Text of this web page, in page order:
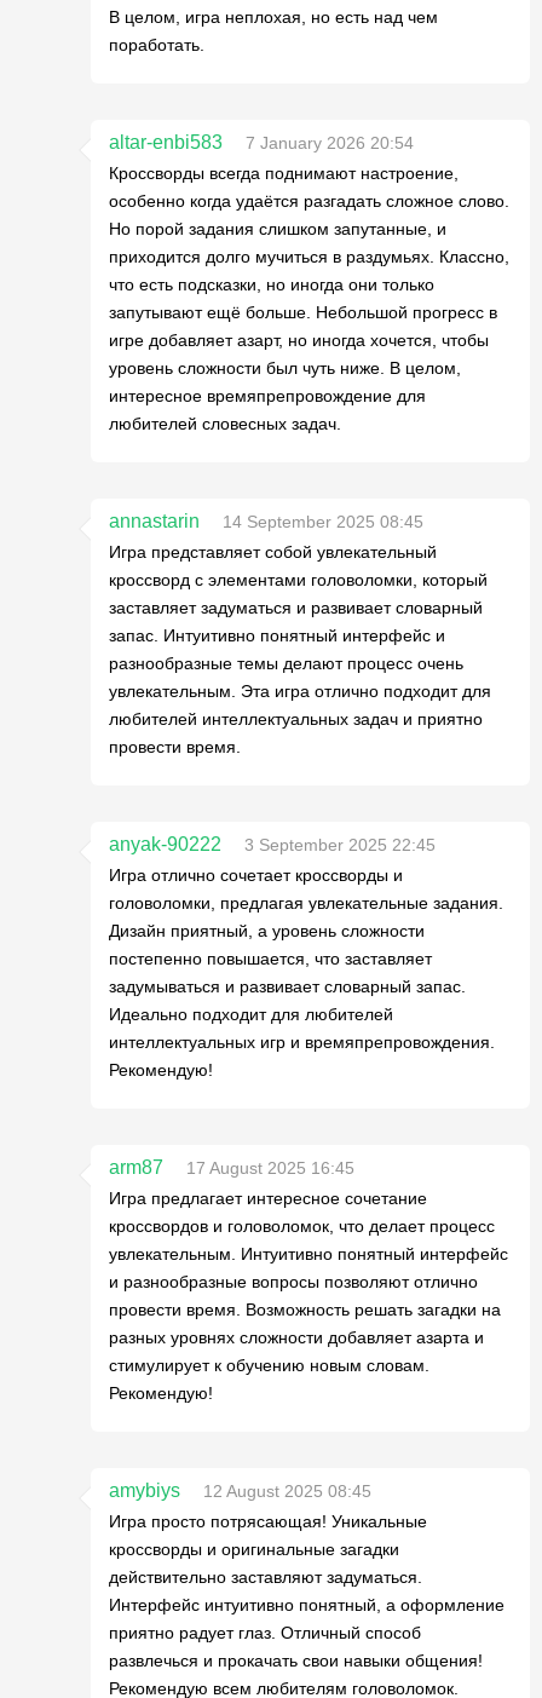
В целом, игра неплохая, но есть над чем
поработать.
altar-enbi583
7 January 2026 20:54
Кроссворды всегда поднимают настроение,
особенно когда удаётся разгадать сложное слово.
Но порой задания слишком запутанные, и
приходится долго мучиться в раздумьях. Классно,
что есть подсказки, но иногда они только
запутывают ещё больше. Небольшой прогресс в
игре добавляет азарт, но иногда хочется, чтобы
уровень сложности был чуть ниже. В целом,
интересное времяпрепровождение для
любителей словесных задач.
annastarin
14 September 2025 08:45
Игра представляет собой увлекательный
кроссворд с элементами головоломки, который
заставляет задуматься и развивает словарный
запас. Интуитивно понятный интерфейс и
разнообразные темы делают процесс очень
увлекательным. Эта игра отлично подходит для
любителей интеллектуальных задач и приятно
провести время.
anyak-90222
3 September 2025 22:45
Игра отлично сочетает кроссворды и
головоломки, предлагая увлекательные задания.
Дизайн приятный, а уровень сложности
постепенно повышается, что заставляет
задумываться и развивает словарный запас.
Идеально подходит для любителей
интеллектуальных игр и времяпрепровождения.
Рекомендую!
arm87
17 August 2025 16:45
Игра предлагает интересное сочетание
кроссвордов и головоломок, что делает процесс
увлекательным. Интуитивно понятный интерфейс
и разнообразные вопросы позволяют отлично
провести время. Возможность решать загадки на
разных уровнях сложности добавляет азарта и
стимулирует к обучению новым словам.
Рекомендую!
amybiys
12 August 2025 08:45
Игра просто потрясающая! Уникальные
кроссворды и оригинальные загадки
действительно заставляют задуматься.
Интерфейс интуитивно понятный, а оформление
приятно радует глаз. Отличный способ
развлечься и прокачать свои навыки общения!
Рекомендую всем любителям головоломок.